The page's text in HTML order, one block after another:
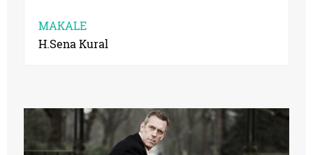
MAKALE
H.Sena Kural